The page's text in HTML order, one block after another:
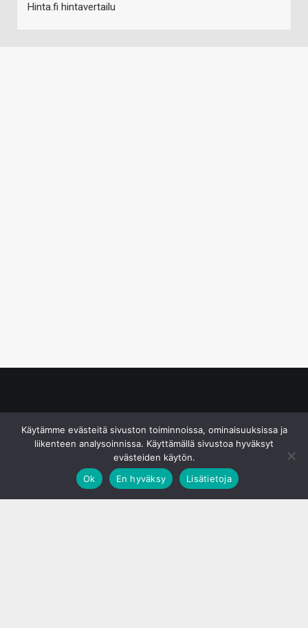
Hinta.fi hintavertailu
Käytämme evästeitä sivuston toiminnoissa, ominaisuuksissa ja
liikenteen analysoinnissa. Käyttämällä sivustoa hyväksyt
evästeiden käytön.
Ok
En hyväksy Lisätietoja